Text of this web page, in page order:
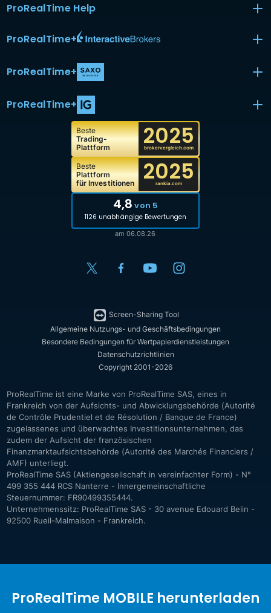
ProRealTime Help
ProRealTime+
ProRealTime+
ProRealTime+
Beste
Trading-
Plattform
2025
brokervergleich.com
Beste
Plattform
für Investitionen
2025
rankia.com
4,8 von 5
1126 unabhängige Bewertungen
am 06.08.26
Screen-Sharing Tool
Allgemeine Nutzungs- und Geschäftsbedingungen
Besondere Bedingungen für Wertpapierdienstleistungen
Datenschutzrichtlinien
Copyright 2001-2026
ProRealTime ist eine Marke von ProRealTime SAS, eines in
Frankreich von der Aufsichts- und Abwicklungsbehörde (Autorité
de Contrôle Prudentiel et de Résolution / Banque de France)
zugelassenes und überwachtes Investitionsunternehmen, das
zudem der Aufsicht der französischen
Finanzmarktaufsichtsbehörde (Autorité des Marchés Financiers /
AMF) unterliegt.
ProRealTime SAS (Aktiengesellschaft in vereinfachter Form) - N°
499 355 444 RCS Nanterre - Innergemeinschaftliche
Steuernummer: FR90499355444.
Unternehmenssitz: ProRealTime SAS - 30 avenue Edouard Belin -
92500 Rueil-Malmaison - Frankreich.
ProRealTime MOBILE herunterladen